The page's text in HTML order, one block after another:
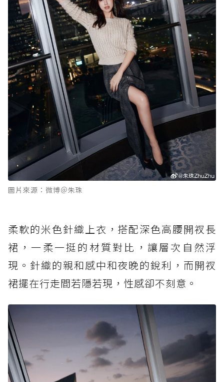
圖片來源：微博＠朱珠
柔軟的米色針織上衣，搭配深色高腰開衩長
裙，一柔一挺的材質對比，讓層次自然浮
現。針織的親和感中和夜晚的銳利，而開衩
裙擺在行走間若隱若現，性感卻不刻意。